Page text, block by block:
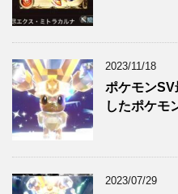
2023/11/18
ポケモンSV
したポケモ
2023/07/29